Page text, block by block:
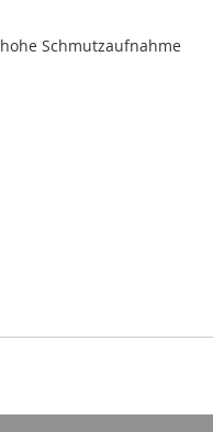
Schmutzaufnahme